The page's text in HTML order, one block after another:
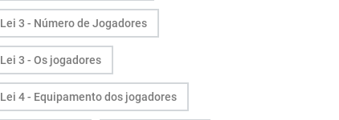
Lei 3 - Número de Jogadores
Lei 3 - Os jogadores
Lei 4 - Equipamento dos jogadores